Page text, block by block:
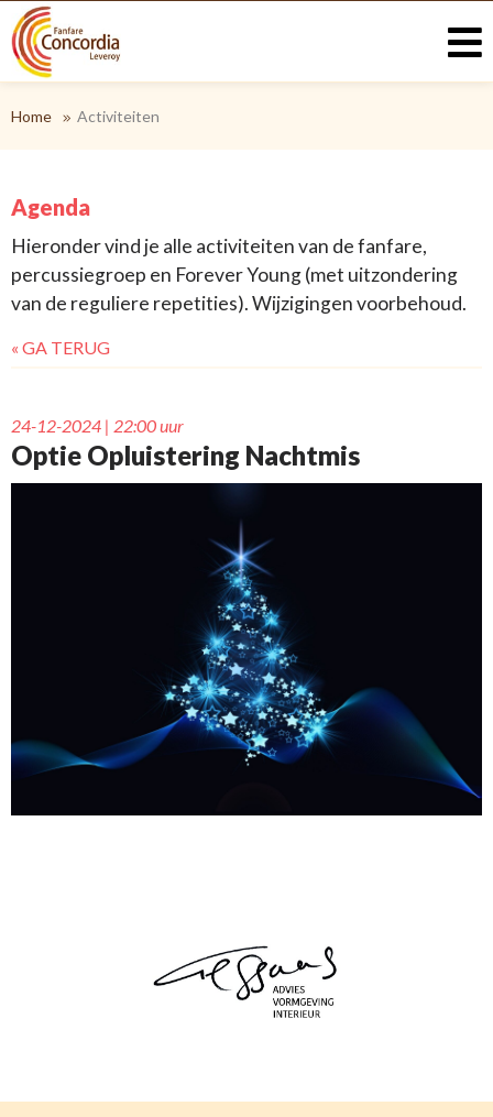
Home Activiteiten
Agenda
Hieronder vind je alle activiteiten van de fanfare,
percussiegroep en Forever Young (met uitzondering
van de reguliere repetities). Wijzigingen voorbehoud.
« GA TERUG
24-12-2024 | 22:00 uur
Optie Opluistering Nachtmis